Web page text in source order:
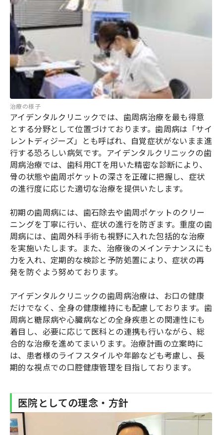
治療の様子
アイデンタルクリニックでは、歯周病治療を最も得意
とする分野として位置づけております。歯周病は「サイ
レントディジーズ」とも呼ばれ、自覚症状がないまま進
行する恐ろしい病気です。アイデンタルクリニックの歯
周病治療では、歯科用CTを用いた精密な診断により、
骨の状態や歯周ポケットの深さを正確に把握し、症状
の進行度に応じた適切な治療を提供いたします。
初期の歯周病には、歯石除去や歯周ポケットのクリー
ニングを丁寧に行い、症状の進行を防ぎます。重度の歯
周病には、歯周外科手術も視野に入れた包括的な治療
を実施いたします。また、治療後のメインテナンスにも
力を入れ、定期的な検診と予防処置により、症状の再
発を防ぐよう努めております。
アイデンタルクリニックの歯周病治療は、お口の健康
だけでなく、全身の健康維持にも配慮しております。歯
周病と糖尿病や心臓病などの全身疾患との関連性にも
着目し、必要に応じて医科との連携も行いながら、総
合的な治療を進めてまいります。治療計画の立案時に
は、患者様のライフスタイルや年齢なども考慮し、長
期的な視点での口腔健康管理を目指しております。
医院としての理念・方針